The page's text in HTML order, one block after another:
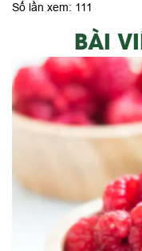
Số lần xem: 111
BÀI